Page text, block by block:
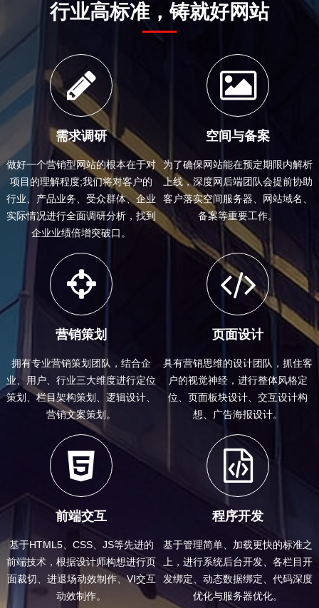
行业高标准，铸就好网站
需求调研
做好一个营销型网站的根本在于对
项目的理解程度;我们将对客户的
行业、产品业务、受众群体、企业
实际情况进行全面调研分析，找到
企业业绩倍增突破口。
空间与备案
为了确保网站能在预定期限内解析
上线，深度网后端团队会提前协助
客户落实空间服务器、网站域名、
备案等重要工作。
营销策划
拥有专业营销策划团队，结合企
业、用户、行业三大维度进行定位
策划、栏目架构策划、逻辑设计、
营销文案策划。
页面设计
具有营销思维的设计团队，抓住客
户的视觉神经，进行整体风格定
位、页面板块设计、交互设计构
想、广告海报设计。
前端交互
基于HTML5、CSS、JS等先进的
前端技术，根据设计师构想进行页
面裁切、进退场动效制作、VI交互
动效制作。
程序开发
基于管理简单、加载更快的标准之
上，进行系统后台开发、各栏目开
发绑定、动态数据绑定、代码深度
优化与服务器优化。